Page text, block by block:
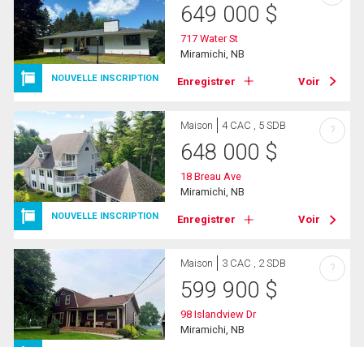
NOUVELLE INSCRIPTION
649 000 $
717 Water St
Miramichi, NB
Enregistrer Voir
NOUVELLE INSCRIPTION
Maison 4 CAC , 5 SDB
648 000 $
18 Breau Ave
Miramichi, NB
Enregistrer Voir
?
Maison 3 CAC , 2 SDB
599 900 $
98 Islandview Dr
Miramichi, NB
?